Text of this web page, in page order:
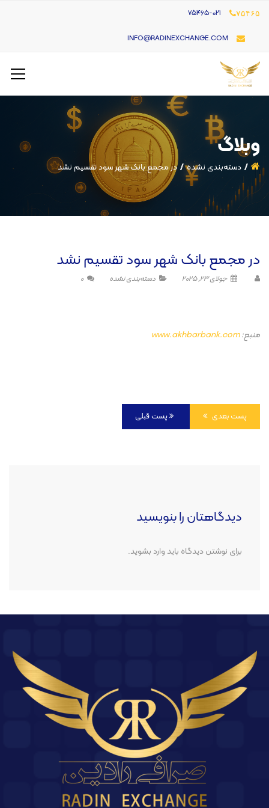
۷۵۴۶۵
INFO@RADINEXCHANGE.COM
وبلاگ
دسته‌بندی نشده در مجمع بانک شهر سود تقسیم نشد
در مجمع بانک شهر سود تقسیم نشد
جولای 23, 2025 دسته‌بندی نشده 0
منبع:www.akhbarbank.com
پست قبلی پست بعدی
دیدگاهتان را بنویسید
برای نوشتن دیدگاه بایدوارد بشوید.